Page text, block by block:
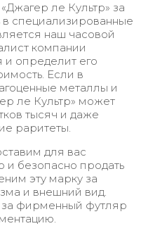
ле Культр» за
специализированные
наш часовой
компании
и определит его
Если в
металлы и
ле Культр» может
тысяч и даже
раритеты.
для вас
и безопасно продать
эту марку за
и внешний вид.
фирменный футляр